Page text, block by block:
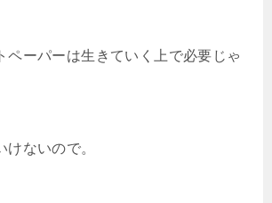
ペーパーは生きていく上で必要じゃ
けないので。